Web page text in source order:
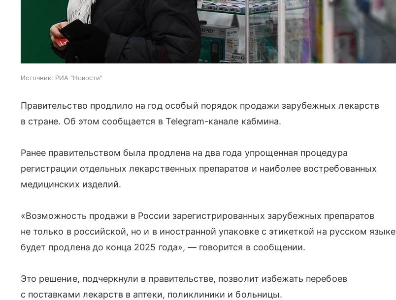
Источник: РИА "Новости"
Правительство продлило на год особый порядок продажи зарубежных лекарств
в стране. Об этом сообщается в Telegram-канале кабмина.
Ранее правительством была продлена на два года упрощенная процедура
регистрации отдельных лекарственных препаратов и наиболее востребованных
медицинских изделий.
«Возможность продажи в России зарегистрированных зарубежных препаратов
не только в российской, но и в иностранной упаковке с этикеткой на русском языке
будет продлена до конца 2025 года», — говорится в сообщении.
Это решение, подчеркнули в правительстве, позволит избежать перебоев
с поставками лекарств в аптеки, поликлиники и больницы.